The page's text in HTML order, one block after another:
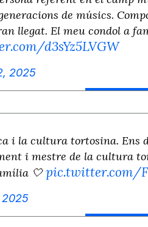
de músics.
llegat. El meu condol a
d3sYz5LVGW
2025
i la cultura tortosina. Ens
i mestre de la cultura
🤍pic.twitter.com/
2025